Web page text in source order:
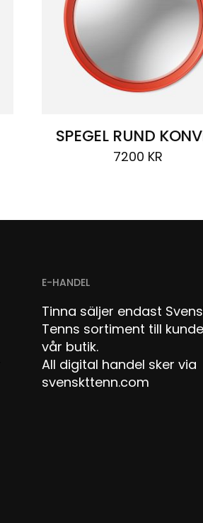
SPEGEL RUND
7200 KR
E-HANDEL
Tinna säljer endast
Tenns sortiment till
vår butik.
All digital handel sker via
svenskttenn.com